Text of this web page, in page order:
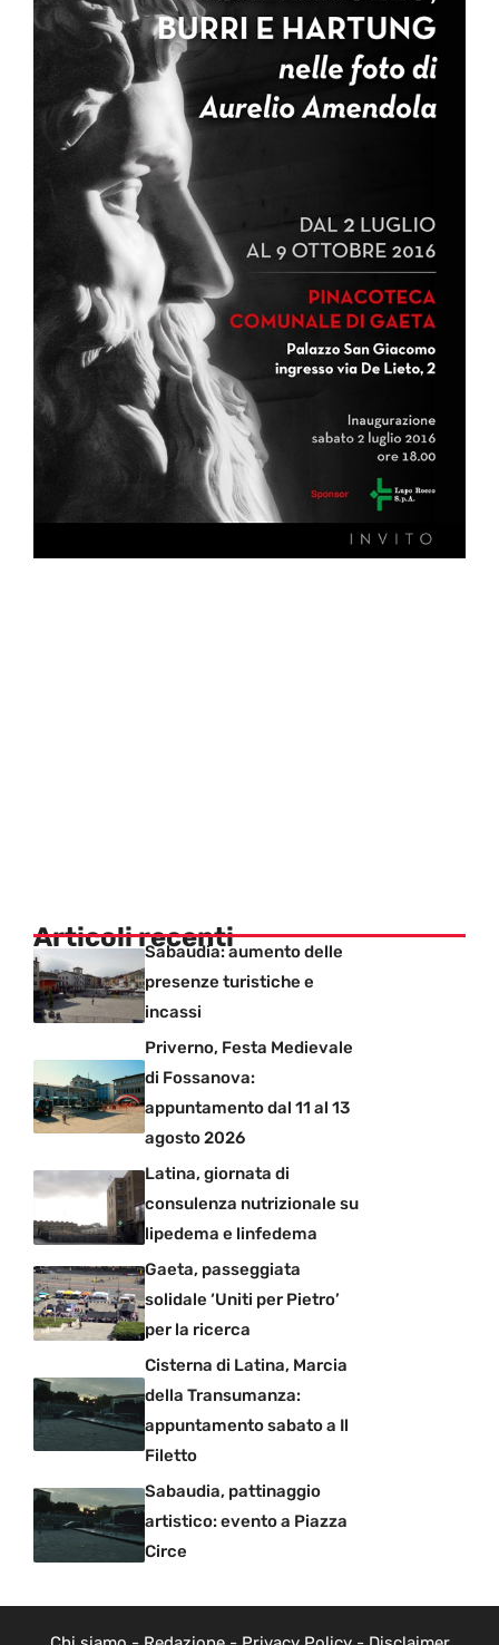
Articoli recentiSabaudia: aumento delle
presenze turistiche e
incassi
Priverno, Festa Medievale
di Fossanova:
appuntamento dal 11 al 13
agosto 2026
Latina, giornata di
consulenza nutrizionale su
lipedema e linfedema
Gaeta, passeggiata
solidale ‘Uniti per Pietro’
per la ricerca
Cisterna di Latina, Marcia
della Transumanza:
appuntamento sabato a Il
Filetto
Sabaudia, pattinaggio
artistico: evento a Piazza
Circe